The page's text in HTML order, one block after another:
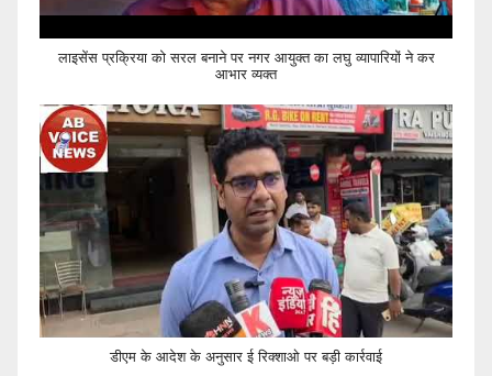
लाइसेंस प्रक्रिया को सरल बनाने पर नगर आयुक्त का लघु व्यापारियों ने कर
आभार व्यक्त
डीएम के आदेश के अनुसार ई रिक्शाओ पर बड़ी कार्रवाई